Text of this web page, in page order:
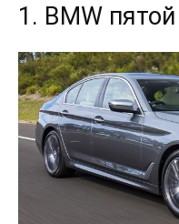
1. BMW